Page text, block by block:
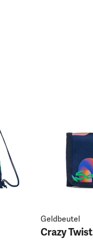
Geldbeutel
Crazy Twist